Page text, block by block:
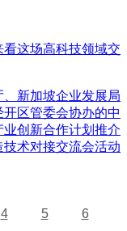
这场高科技领域交
新加坡企业发展局
区管委会协办的中
创新合作计划推介
术对接交流会活动
4 5
6